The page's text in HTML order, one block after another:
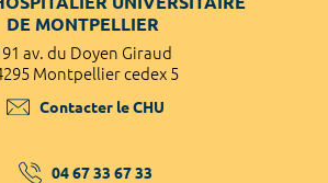
DE MONTPELLIER
av. du Doyen Giraud
Montpellier cedex 5
Contacter le CHU
04 67 33 67 33